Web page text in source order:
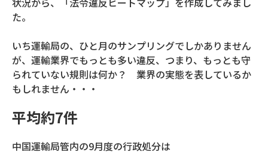
た。
いち運輸局の、ひと月のサンプリングでしかありません
が、運輸業界でもっとも多い違反、つまり、もっとも守
られていない規則は何か？ 業界の実態を表しているか
もしれません・・・
平均約7件
中国運輸局管内の9月度の行政処分は